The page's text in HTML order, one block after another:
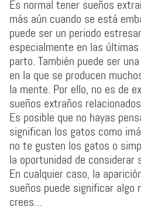
Es normal tener sueños
más aún cuando se está
puede ser un periodo
especialmente en las
parto. También puede ser
en la que se producen
la mente. Por ello, no es de
sueños extraños
Es posible que no hayas
significan los gatos como
no te gusten los gatos o
la oportunidad de considerar
En cualquier caso, la
sueños puede significar algo
crees…